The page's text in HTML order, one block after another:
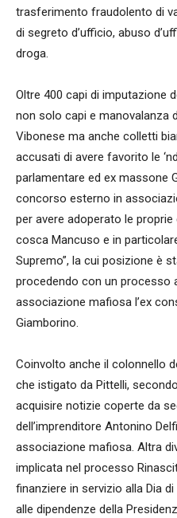
trasferimento fraudolento di
di segreto d’ufficio, abuso
droga.
Oltre 400 capi di imputazione
non solo capi e manovalanza
Vibonese ma anche colletti
accusati di avere favorito le
parlamentare ed ex massone
concorso esterno in
per avere adoperato le
cosca Mancuso e in
Supremo”, la cui posizione è
procedendo con un processo
associazione mafiosa l’ex
Giamborino.
Coinvolto anche il colonnello
che istigato da Pittelli,
acquisire notizie coperte da
dell’imprenditore Antonino
associazione mafiosa. Altra
implicata nel processo
finanziere in servizio alla Dia
alle dipendenze della